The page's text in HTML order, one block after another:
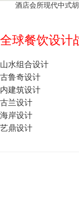
酒店会所现代中式
全球餐饮设计
山水组合设计
古鲁奇设计
内建筑设计
古兰设计
海岸设计
艺鼎设计